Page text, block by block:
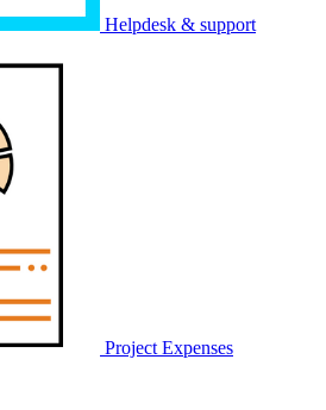
Helpdesk & support
Project Expenses